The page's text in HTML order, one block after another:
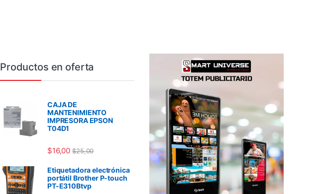
Productos en oferta
CAJA DE
MANTENIMIENTO
IMPRESORA EPSON
T04D1
$16,00 $25,00
Etiquetadora electrónica
portátil Brother P-touch
PT-E310Btvp